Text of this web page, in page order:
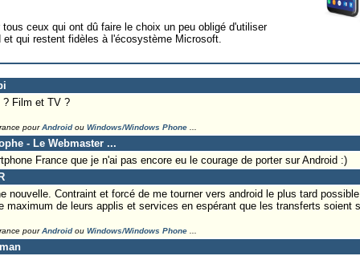
ceux qui ont dû faire le choix un peu obligé d'utiliser
qui restent fidèles à l'écosystème Microsoft.
? Film et TV ?
pourAndroidou Windows/Windows Phone...
- Le Webmaster ...
France que je n'ai pas encore eu le courage de porter sur Android :)
nouvelle. Contraint et forcé de me tourner vers android le plus tard
maximum de leurs applis et services en espérant que les transferts soient
pourAndroidou Windows/Windows Phone...